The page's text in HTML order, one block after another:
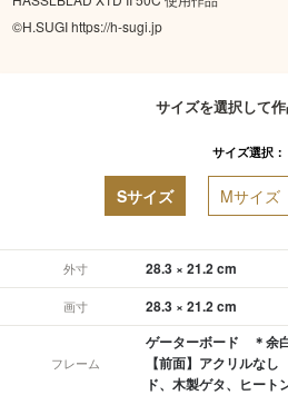
©️H.SUGI https://h-sugi.jp
サイズを選択して
サイズ選択：
Sサイズ Mサイズ
外寸 28.3 × 21.2 cm
画寸 28.3 × 21.2 cm
フレーム
ゲーターボード ＊余
【前面】アクリルな
ド、木製ゲタ、ヒート